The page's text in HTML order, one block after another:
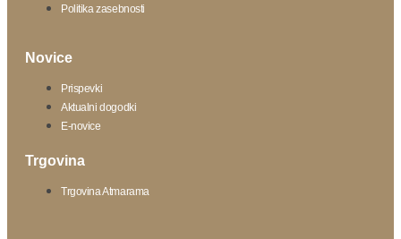
Politika zasebnosti
Novice
Prispevki
Aktualni dogodki
E-novice
Trgovina
Trgovina Atmarama